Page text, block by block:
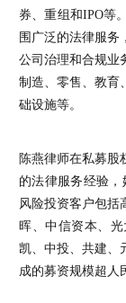
券、重组和IPO等
围广泛的法律服务
公司治理和合规业
制造、零售、教育
础设施等。
陈燕律师在私募股
的法律服务经验
风险投资客户包括
晖、中信资本、
凯、中投、共建、
成的募资规模超人